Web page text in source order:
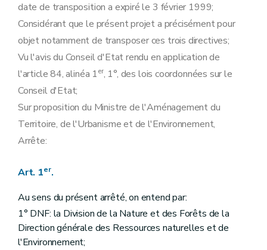
date de transposition a expiré le 3 février 1999;
Considérant que le présent projet a précisément pour
objet notamment de transposer ces trois directives;
Vu l'avis du Conseil d'Etat rendu en application de
l'article 84, alinéa 1er, 1°, des lois coordonnées sur le
Conseil d'Etat;
Sur proposition du Ministre de l'Aménagement du
Territoire, de l'Urbanisme et de l'Environnement,
Arrête:
Art. 1er.
Au sens du présent arrêté, on entend par:
1° DNF: la Division de la Nature et des Forêts de la
Direction générale des Ressources naturelles et de
l'Environnement;